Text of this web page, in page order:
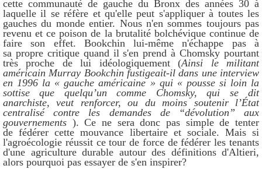
cette communauté de gauche du Bronx des années 30 à
laquelle il se réfère et qu'elle peut s'appliquer à toutes les
gauches du monde entier. Nous n'en sommes toujours pas
revenu et ce poison de la brutalité bolchévique continue de
faire son effet. Bookchin lui-même n'échappe pas à
sa propre critique quand il s'en prend à Chomsky pourtant
très proche de lui idéologiquement (Ainsi le militant
américain Murray Bookchin fustigeait-il dans une interview
en 1996 la « gauche américaine » qui « pousse si loin la
sottise que quelqu’un comme Chomsky, qui se dit
anarchiste, veut renforcer, ou du moins soutenir l’État
centralisé contre les demandes de “dévolution” aux
gouvernements ). Ce ne sera donc pas simple de tenter
de fédérer cette mouvance libertaire et sociale. Mais si
l'agroécologie réussit ce tour de force de fédérer les tenants
d'une agriculture durable autour des définitions d'Altieri,
alors pourquoi pas essayer de s'en inspirer?